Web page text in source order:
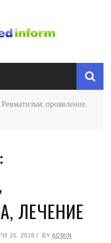
Ревматизъм: проявление,
ЛЕЧЕНИЕ
15, 2016 BY ADMIN